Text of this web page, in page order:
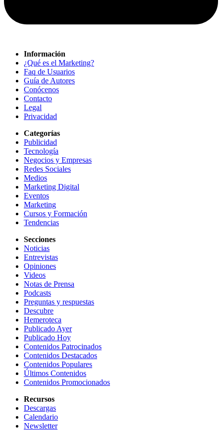
Información
¿Qué es el Marketing?
Faq de Usuarios
Guía de Autores
Conócenos
Contacto
Legal
Privacidad
Categorías
Publicidad
Tecnología
Negocios y Empresas
Redes Sociales
Medios
Marketing Digital
Eventos
Marketing
Cursos y Formación
Tendencias
Secciones
Noticias
Entrevistas
Opiniones
Videos
Notas de Prensa
Podcasts
Preguntas y respuestas
Descubre
Hemeroteca
Publicado Ayer
Publicado Hoy
Contenidos Patrocinados
Contenidos Destacados
Contenidos Populares
Últimos Contenidos
Contenidos Promocionados
Recursos
Descargas
Calendario
Newsletter